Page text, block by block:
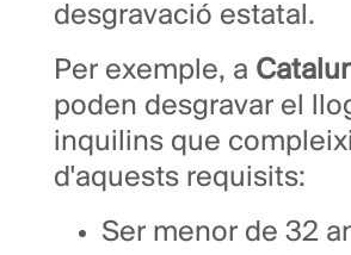
desgravació estatal.
Per exemple, a
poden desgravar el
inquilins que
d'aquests requisits:
Ser menor de 32